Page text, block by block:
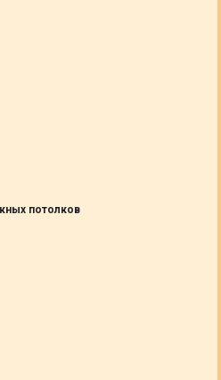
потолков